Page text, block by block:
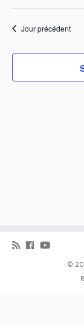
Jour précédent
· ©